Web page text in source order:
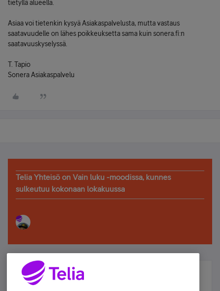
tietyllä alueella.
Asiaa voi tietenkin kysyä Asiakaspalvelusta, mutta vastaus
saatavuudelle on lähes poikkeuksetta sama kuin sonera.fi:n
saatavuuskyselyssä.
T. Tapio
Sonera Asiakaspalvelu
Telia Yhteisö on Vain luku -moodissa, kunnes
sulkeutuu kokonaan lokakuussa
Älä jää paitsi – osallistu ja voita!